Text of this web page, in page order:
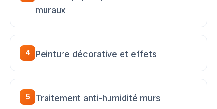
muraux
4 Peinture décorative et effets
5 Traitement anti-humidité murs